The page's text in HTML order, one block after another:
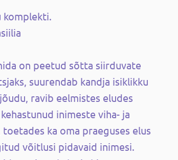
komplekti.
on peetud sõtta siirduvate
suurendab kandja isiklikku
ravib eelmistes eludes
inimeste viha- ja
ka oma praeguses elus
võitlusi pidavaid inimesi.